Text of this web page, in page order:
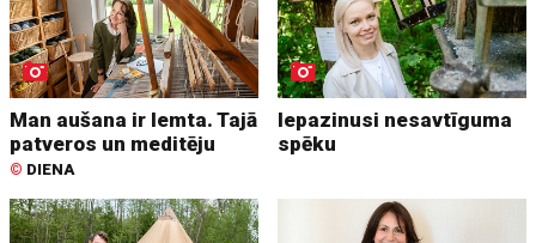
Man aušana ir lemta. Tajā
patveros un meditēju
© DIENA
Iepazinusi nesavtīguma
spēku